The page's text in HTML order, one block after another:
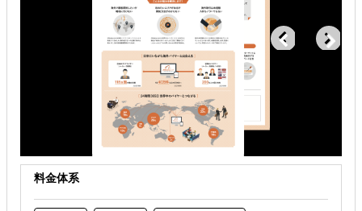
どの国に進出するべきか決めたい
自社商材の現地でのニーズを知りたい
オンラインで販路開拓したい
料金体系